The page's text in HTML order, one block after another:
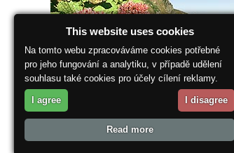
O regionu Vaše dovolená
Najděte si:
Jak do
This website uses cookies
Na tomto webu zpracováváme cookies potřebné
pro jeho fungování a analytiku, v případě udělení
souhlasu také cookies pro účely cílení reklamy.
I agree I disagree
Read more